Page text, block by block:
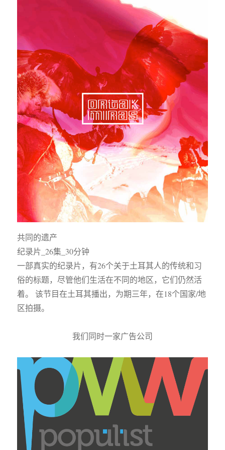
共同的遗产
纪录片_26集_30分钟
一部真实的纪录片，有26个关于土耳其人的传统和习
俗的标题，尽管他们生活在不同的地区，它们仍然活
着。 该节目在土耳其播出，为期三年，在18个国家/地
区拍摄。
我们同时一家广告公司